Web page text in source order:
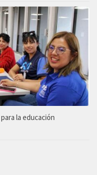
la educación